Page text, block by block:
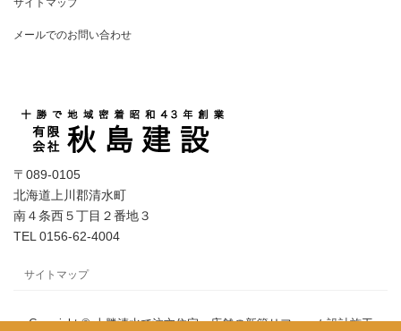
メールでのお問い合わせ
〒089-0105
北海道上川郡清水町
南４条西５丁目２番地３
TEL 0156-62-4004
サイトマップ
Copyright © 十勝清水で注文住宅・店舗の新築リフォーム設計施工